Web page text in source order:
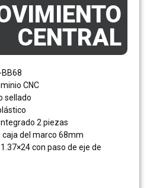
CENTRAL
BB68
CNC
sellado
2 piezas
caja del marco 68mm
con paso de eje de